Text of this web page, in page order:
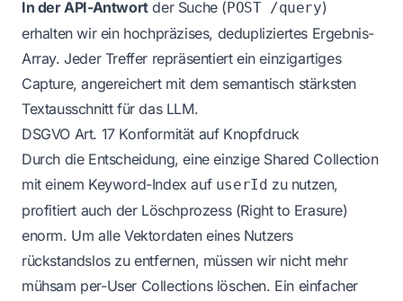
In der API-Antwortder Suche (POST /query)
erhalten wir ein hochpräzises, dedupliziertes Ergebnis-
Array. Jeder Treffer repräsentiert ein einzigartiges
Capture, angereichert mit dem semantisch stärksten
Textausschnitt für das LLM.
DSGVO Art. 17 Konformität auf Knopfdruck
Durch die Entscheidung, eine einzige Shared Collection
mit einem Keyword-Index auf userId zu nutzen,
profitiert auch der Löschprozess (Right to Erasure)
enorm. Um alle Vektordaten eines Nutzers
rückstandslos zu entfernen, müssen wir nicht mehr
mühsam per-User Collections löschen. Ein einfacher